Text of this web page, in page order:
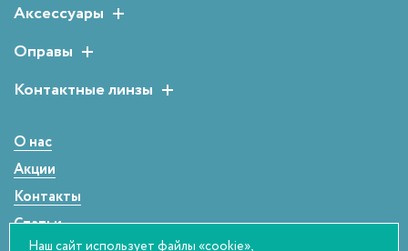
Мужские солнцезащитные очки
Детские солнцезащитные очки
Аксессуары
Аксессуары для очков
Оправы
Детские оправы
Контактные линзы
Однодневные
Сферические
О нас
Акции
Контакты
Статьи
Наш сайт использует файлы «cookie»,